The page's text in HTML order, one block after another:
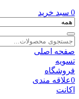
0 سبد خرید
صفحه اصلی
تسویه
فروشگاه
0علاقه مندی
اکانت